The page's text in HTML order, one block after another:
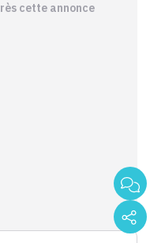
cette annonce